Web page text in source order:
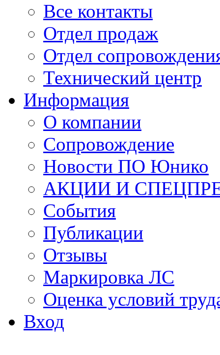
Все контакты
Отдел продаж
Отдел
Технический центр
Информация
О компании
Сопровождение
Новости ПО Юнико
АКЦИИ И
События
Публикации
Отзывы
Маркировка ЛС
Оценка условий
Вход